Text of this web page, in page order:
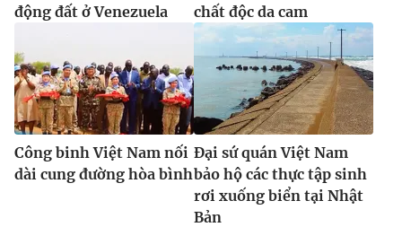
động đất ở Venezuela
chất độc da cam
Công binh Việt Nam nối
dài cung đường hòa bình
Đại sứ quán Việt Nam
bảo hộ các thực tập sinh
rơi xuống biển tại Nhật
Bản